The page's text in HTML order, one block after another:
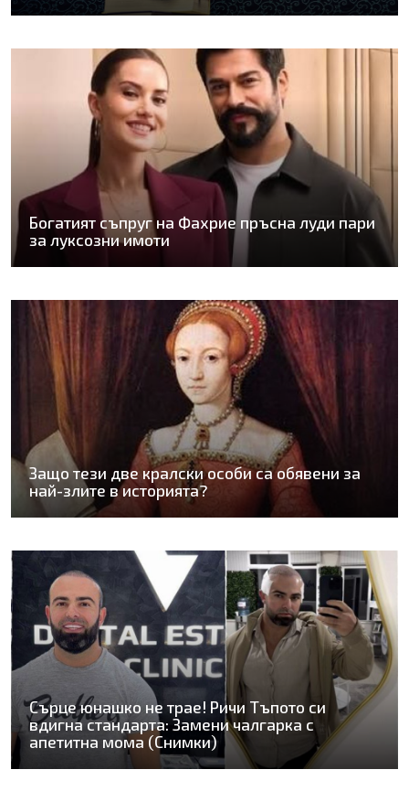
Богатият съпруг на Фахрие пръсна луди пари
за луксозни имоти
Защо тези две кралски особи са обявени за
най-злите в историята?
Сърце юнашко не трае! Ричи Тъпото си
вдигна стандарта: Замени чалгарка с
апетитна мома (Снимки)